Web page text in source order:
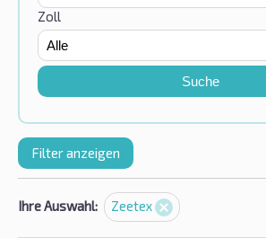
Zoll
Suche
Filter anzeigen
Ihre Auswahl: Zeetex